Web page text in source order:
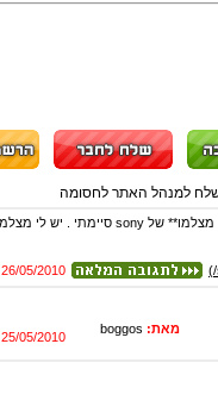
למנהל האתר לחסומה
26/05/2010
25/05/2010
מאת: boggos